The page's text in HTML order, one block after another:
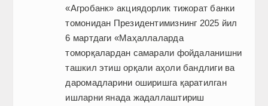
«Агробанк» акциядорлик тижорат банки
томонидан Президентимизнинг 2025 йил
6 мартдаги «Маҳаллаларда
томорқалардан самарали фойдаланишни
ташкил этиш орқали аҳоли бандлиги ва
даромадларини оширишга қаратилган
ишларни янада жадаллаштириш